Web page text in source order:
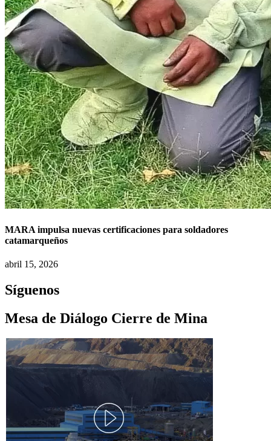
MARA impulsa nuevas certificaciones para soldadores
catamarqueños
abril 15, 2026
Síguenos
Mesa de Diálogo Cierre de Mina